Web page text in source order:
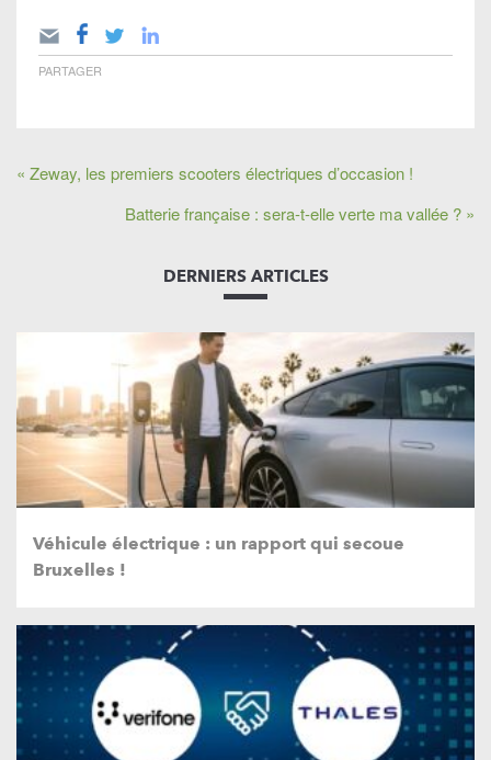
PARTAGER
« Zeway, les premiers scooters électriques d’occasion !
Batterie française : sera-t-elle verte ma vallée ? »
DERNIERS ARTICLES
Véhicule électrique : un rapport qui secoue
Bruxelles !